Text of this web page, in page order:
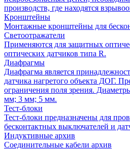
производств, где находятся
Кронштейны
Монтажные кронштейны для
Светоотражатели
Применяются для защитных
оптических датчиков типа R.
Диафрагмы
Диафрагма является
датчика нагретого объекта ДОГ.
ограничения поля зрения.
мм; 3 мм; 5 мм.
Тест-блоки
Тест-блоки предназначены для
бесконтактных выключателей и
Индуктивные архив
Соединительные кабели архив